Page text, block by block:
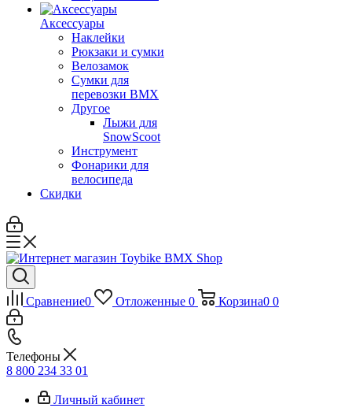
Аксессуары
Наклейки
Рюкзаки и сумки
Велозамок
Сумки для
перевозки BMX
Другое
Лыжи для
SnowScoot
Инструмент
Фонарики для
велосипеда
Скидки
Сравнение0 Отложенные 0 Корзина0 0
Телефоны
8 800 234 33 01
Личный кабинет